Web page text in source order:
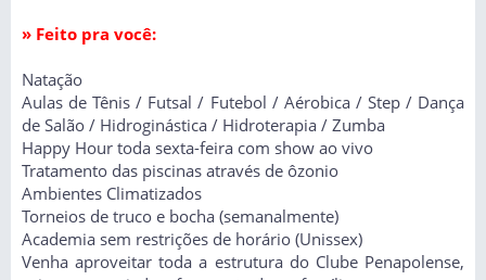
» Feito pra você:
Natação
Aulas de Tênis / Futsal / Futebol / Aérobica / Step / Dança
de Salão / Hidroginástica / Hidroterapia / Zumba
Happy Hour toda sexta-feira com show ao vivo
Tratamento das piscinas através de ôzonio
Ambientes Climatizados
Torneios de truco e bocha (semanalmente)
Academia sem restrições de horário (Unissex)
Venha aproveitar toda a estrutura do Clube Penapolense,